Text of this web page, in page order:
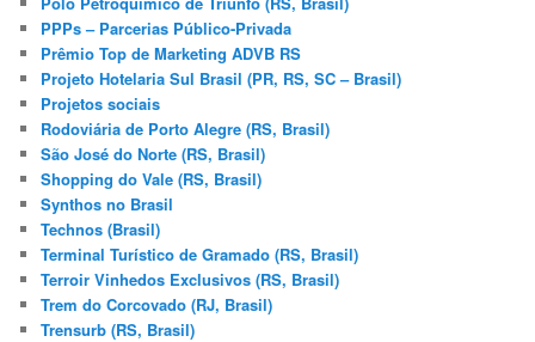
PPPs – Parcerias Público-Privada
Prêmio Top de Marketing ADVB RS
Projeto Hotelaria Sul Brasil (PR, RS, SC – Brasil)
Projetos sociais
Rodoviária de Porto Alegre (RS, Brasil)
São José do Norte (RS, Brasil)
Shopping do Vale (RS, Brasil)
Synthos no Brasil
Technos (Brasil)
Terminal Turístico de Gramado (RS, Brasil)
Terroir Vinhedos Exclusivos (RS, Brasil)
Trem do Corcovado (RJ, Brasil)
Trensurb (RS, Brasil)